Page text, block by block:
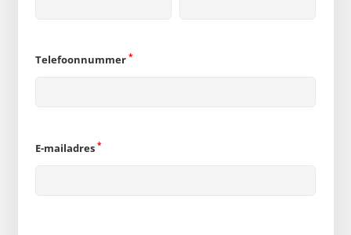
Telefoonnummer *
E-mailadres *